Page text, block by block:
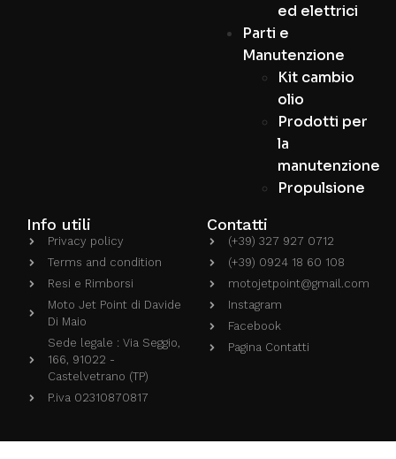
ed elettrici
Parti e
Manutenzione
Kit cambio
olio
Prodotti per
la
manutenzione
Propulsione
Info utili
Privacy policy
Terms and condition
Resi e Rimborsi
Moto Jet Point di Davide
Di Maio
Sede legale : Via Seggio,
166, 91022 -
Castelvetrano (TP)
P.iva 02310870817
Contatti
(+39) 327 927 0712
(+39) 0924 18 60 108
motojetpoint@gmail.com
Instagram
Facebook
Pagina Contatti